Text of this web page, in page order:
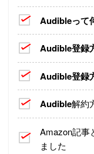
Audibleって
Audible登録
Audible登録
Audible解約
Amazon記事
ました